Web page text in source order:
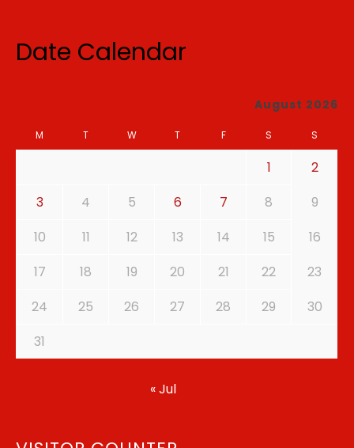
Date Calendar
August 2026
M T W T F S S
1
2
3
4 5 6 7 8
9
10
11 12 13 14 15
16
17
18 19 20 21 22
23
24
25 26 27 28 29
30
31
« Jul